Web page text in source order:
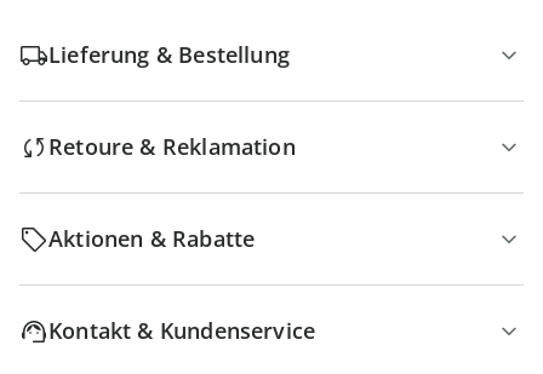
Lieferung & Bestellung
Retoure & Reklamation
Aktionen & Rabatte
Kontakt & Kundenservice